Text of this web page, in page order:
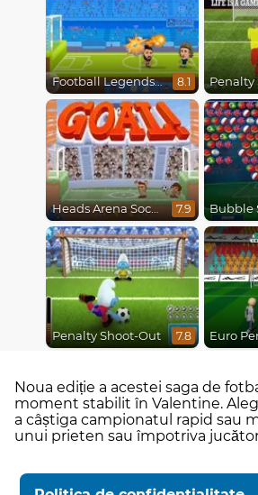
Football Legends 2021 8.1 Penalty
Heads Arena Soccer All Stars 7.9
Penalty Shoot-Out 7.8
Noua ediție a acestei saga de
moment stabilit în Valentine.
a câștiga campionatul rapid sau
unui prieten sau împotriva